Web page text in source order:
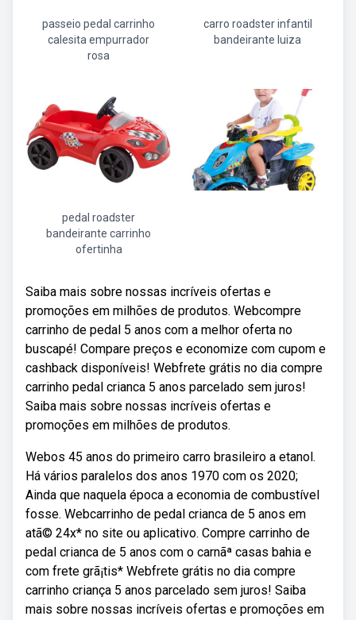
passeio pedal carrinho
calesita empurrador
rosa
carro roadster infantil
bandeirante luiza
pedal roadster
bandeirante carrinho
ofertinha
Saiba mais sobre nossas incríveis ofertas e
promoções em milhões de produtos. Webcompre
carrinho de pedal 5 anos com a melhor oferta no
buscapé! Compare preços e economize com cupom e
cashback disponíveis! Webfrete grátis no dia compre
carrinho pedal crianca 5 anos parcelado sem juros!
Saiba mais sobre nossas incríveis ofertas e
promoções em milhões de produtos.
Webos 45 anos do primeiro carro brasileiro a etanol.
Há vários paralelos dos anos 1970 com os 2020;
Ainda que naquela época a economia de combustível
fosse. Webcarrinho de pedal crianca de 5 anos em
atã© 24x* no site ou aplicativo. Compre carrinho de
pedal crianca de 5 anos com o carnãª casas bahia e
com frete grã¡tis* Webfrete grátis no dia compre
carrinho criança 5 anos parcelado sem juros! Saiba
mais sobre nossas incríveis ofertas e promoções em